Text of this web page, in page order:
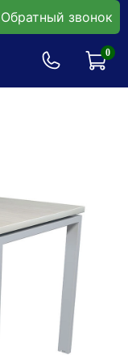
Обратный звонок
0